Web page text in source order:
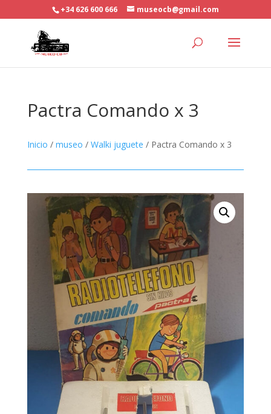
+34 626 600 666 museocb@gmail.com
Pactra Comando x 3
Inicio / museo / Walki juguete / Pactra Comando x 3